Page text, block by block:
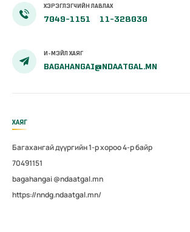
ХЭРЭГЛЭГЧИЙН ЛАВЛАХ
7049-1151 11-328030
И-МЭЙЛ ХАЯГ
BAGAHANGAI@NDAATGAL.MN
ХАЯГ
Багахангай дүүргийн 1-р хороо 4-р байр
70491151
bagahangai @ndaatgal.mn
https://nndg.ndaatgal.mn/